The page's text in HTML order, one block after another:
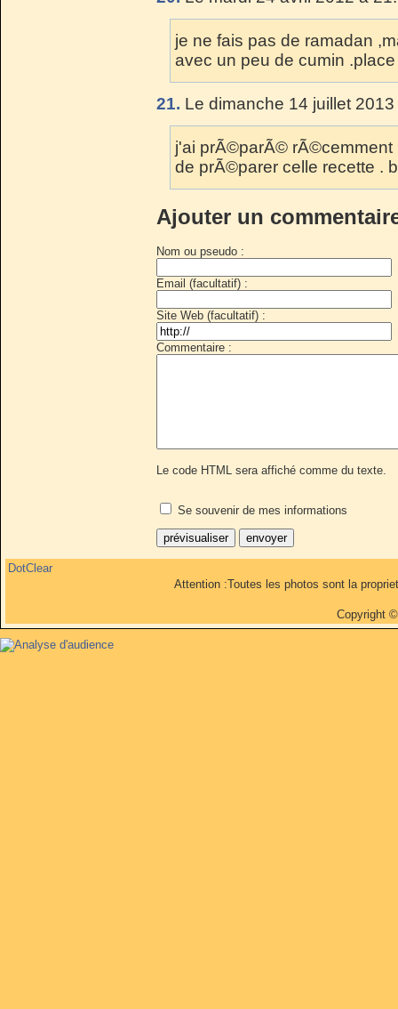
je ne fais pas de ramadan
avec un peu de cumin
21. Le dimanche 14 juillet
j'ai prÃ©parÃ© rÃ©cemment
de prÃ©parer celle recette .
Ajouter un
Nom ou pseudo :
Email (facultatif) :
Site Web (facultatif) :
Commentaire :
Le code HTML sera affiché comme du texte.
Se souvenir de mes informations
DotClear
Attention :Toutes les photos sont la
Copyright